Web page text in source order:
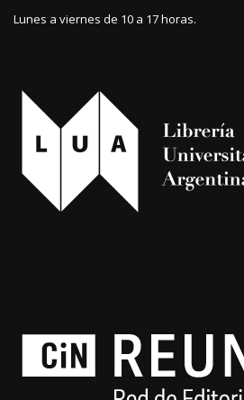
Lunes a viernes de 10 a 17 horas.